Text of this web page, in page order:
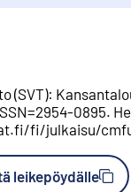
(SVT):
2954-0895.
fi/julkaisu/
leikepöydälle